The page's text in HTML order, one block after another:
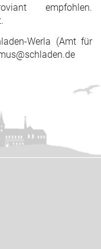
empfohlen.
Werla (Amt für